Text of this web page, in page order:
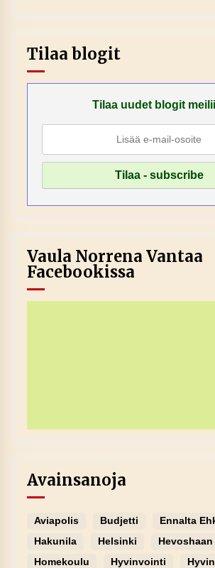
Tilaa blogit
Tilaa uudet blogit
Vaula Norrena Vantaa
Facebookissa
Avainsanoja
Aviapolis Budjetti
Ennalta
Hakunila
Helsinki
Homekoulu
Hyvinvointi